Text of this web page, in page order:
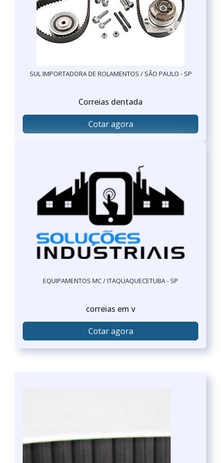
SUL IMPORTADORA DE ROLAMENTOS / SÃO PAULO - SP
Correias dentada
Cotar agora
EQUIPAMENTOS MC / ITAQUAQUECETUBA - SP
correias em v
Cotar agora